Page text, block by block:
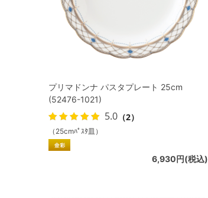
プリマドンナ パスタプレート 25cm
(52476-1021)
5.0 （2）
（25cmﾊﾟｽﾀ皿）
6,930円(税込)